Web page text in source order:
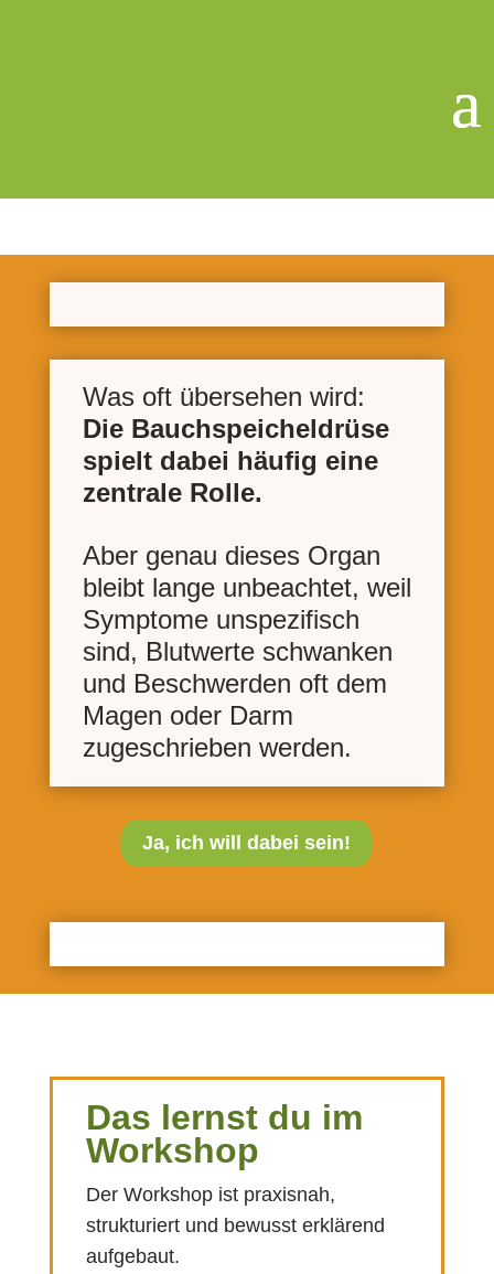
Was oft übersehen wird:
Die Bauchspeicheldrüse
spielt dabei häufig eine
zentrale Rolle.
Aber genau dieses Organ
bleibt lange unbeachtet, weil
Symptome unspezifisch
sind, Blutwerte schwanken
und Beschwerden oft dem
Magen oder Darm
zugeschrieben werden.
Ja, ich will dabei sein!
Das lernst du im
Workshop
Der Workshop ist praxisnah,
strukturiert und bewusst erklärend
aufgebaut.